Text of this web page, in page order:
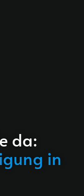
da:
in